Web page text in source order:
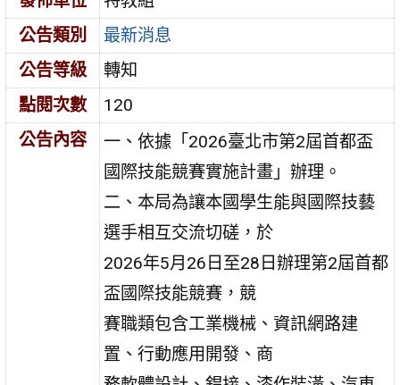
公告類別
最新消息
公告等級
轉知
點閱次數
120
公告內容
一、依據「2026臺北市第2屆首都盃
國際技能競賽實施計畫」辦理。
二、本局為讓本國學生能與國際技藝
選手相互交流切磋，於
2026年5月26日至28日辦理第2屆首都
盃國際技能競賽，競
賽職類包含工業機械、資訊網路建
置、行動應用開發、商